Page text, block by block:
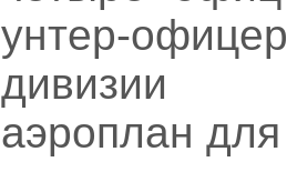
унтер-
дивизии
аэроплан